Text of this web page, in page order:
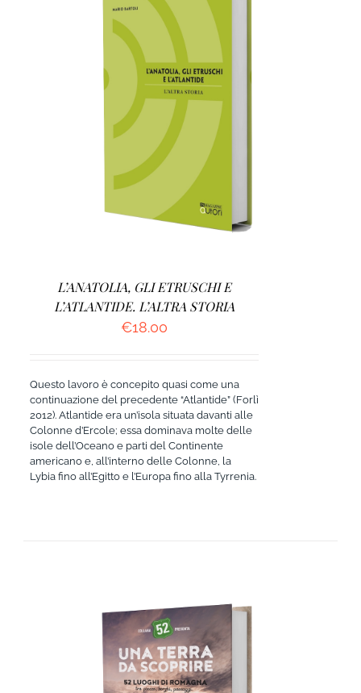
AGGIUNGI AL CARRELLO /
L’ANATOLIA, GLI ETRUSCHI E
L’ATLANTIDE. L’ALTRA STORIA
€18.00
Questo lavoro è concepito quasi come una
continuazione del precedente “Atlantide” (Forlì
2012). Atlantide era un’isola situata davanti alle
Colonne d’Ercole; essa dominava molte delle
isole dell’Oceano e parti del Continente
americano e, all’interno delle Colonne, la
Lybia fino all’Egitto e l’Europa fino alla Tyrrenia.